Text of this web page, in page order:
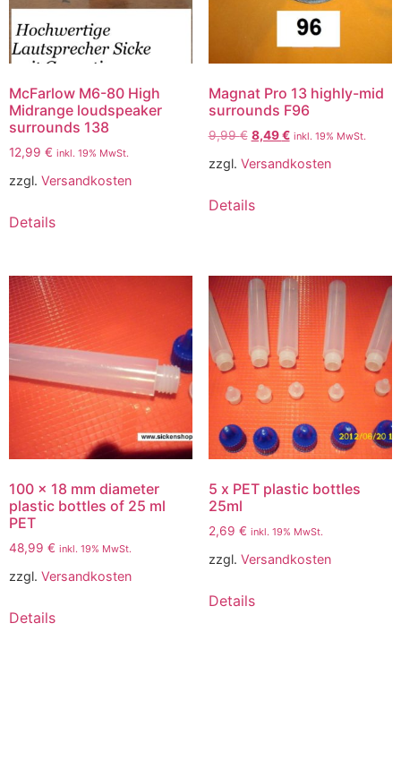
McFarlow M6-80 High
Midrange loudspeaker
surrounds 138
12,99 € inkl. 19% MwSt.
zzgl. Versandkosten
Details
Magnat Pro 13 highly-mid
surrounds F96
9,99€ 8,49€ inkl. 19% MwSt.
zzgl. Versandkosten
Details
100 x 18 mm diameter
plastic bottles of 25 ml
PET
48,99 € inkl. 19% MwSt.
zzgl. Versandkosten
Details
5 x PET plastic bottles
25ml
2,69 € inkl. 19% MwSt.
zzgl. Versandkosten
Details